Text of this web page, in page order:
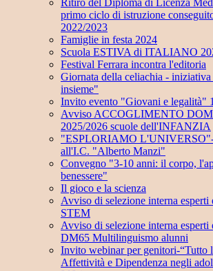
Ritiro del Diploma di Licenza
primo ciclo di istruzione
2022/2023
Famiglie in festa 2024
Scuola ESTIVA di ITALIANO
Festival Ferrara incontra l'editoria
Giornata della celiachia -
insieme"
Invito evento "Giovani e legalità"
Avviso ACCOGLIMENTO
2025/2026 scuole dell'INFANZIA
"ESPLORIAMO L'UNIVERSO"-
all'I.C. "Alberto Manzi"
Convegno "3-10 anni: il corpo,
benessere"
Il gioco e la scienza
Avviso di selezione interna esperti
STEM
Avviso di selezione interna esperti
DM65 Multilinguismo alunni
Invito webinar per genitori-“Tutto
Affettività e Dipendenza negli